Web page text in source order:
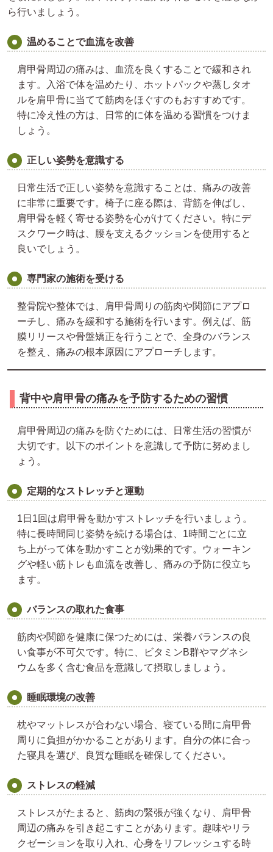
ら行いましょう。
温めることで血流を改善
肩甲骨周辺の痛みは、血流を良くすることで緩和され
ます。入浴で体を温めたり、ホットパックや蒸しタオ
ルを肩甲骨に当てて筋肉をほぐすのもおすすめです。
特に冷え性の方は、日常的に体を温める習慣をつけま
しょう。
正しい姿勢を意識する
日常生活で正しい姿勢を意識することは、痛みの改善
に非常に重要です。椅子に座る際は、背筋を伸ばし、
肩甲骨を軽く寄せる姿勢を心がけてください。特にデ
スクワーク時は、腰を支えるクッションを使用すると
良いでしょう。
専門家の施術を受ける
整骨院や整体では、肩甲骨周りの筋肉や関節にアプロ
ーチし、痛みを緩和する施術を行います。例えば、筋
膜リリースや骨盤矯正を行うことで、全身のバランス
を整え、痛みの根本原因にアプローチします。
背中や肩甲骨の痛みを予防するための習慣
肩甲骨周辺の痛みを防ぐためには、日常生活の習慣が
大切です。以下のポイントを意識して予防に努めまし
ょう。
定期的なストレッチと運動
1日1回は肩甲骨を動かすストレッチを行いましょう。
特に長時間同じ姿勢を続ける場合は、1時間ごとに立
ち上がって体を動かすことが効果的です。ウォーキン
グや軽い筋トレも血流を改善し、痛みの予防に役立ち
ます。
バランスの取れた食事
筋肉や関節を健康に保つためには、栄養バランスの良
い食事が不可欠です。特に、ビタミンB群やマグネシ
ウムを多く含む食品を意識して摂取しましょう。
睡眠環境の改善
枕やマットレスが合わない場合、寝ている間に肩甲骨
周りに負担がかかることがあります。自分の体に合っ
た寝具を選び、良質な睡眠を確保してください。
ストレスの軽減
ストレスがたまると、筋肉の緊張が強くなり、肩甲骨
周辺の痛みを引き起こすことがあります。趣味やリラ
クゼーションを取り入れ、心身をリフレッシュする時